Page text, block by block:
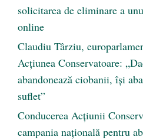
solicitarea de eliminare a
online
Claudiu Târziu,
Acțiunea Conservatoare:
abandonează ciobanii, își
suflet”
Conducerea Acțiunii
campania națională pentru